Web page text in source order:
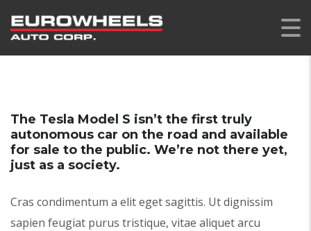
The Tesla Model S isn’t the first truly
autonomous car on the road and available
for sale to the public. We’re not there yet,
just as a society.
Cras condimentum a elit eget sagittis. Ut dignissim
sapien feugiat purus tristique, vitae aliquet arcu